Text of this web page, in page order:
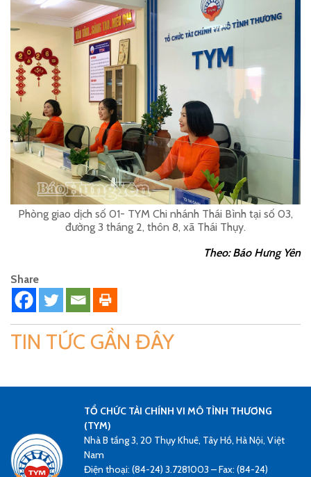
Phòng giao dịch số 01- TYM Chi nhánh Thái Bình tại số 03,
đường 3 tháng 2, thôn 8, xã Thái Thụy.
Theo: Báo Hưng Yên
Share
TIN TỨC GẦN ĐÂY
TỔ CHỨC TÀI CHÍNH VI MÔ TÌNH THƯƠNG
(TYM)
Nhà B tầng 3, 20 Thụy Khuê, Tây Hồ, Hà Nội, Việt
Nam
Điện thoại: (84-24) 3.7281003 – Fax: (84-24)